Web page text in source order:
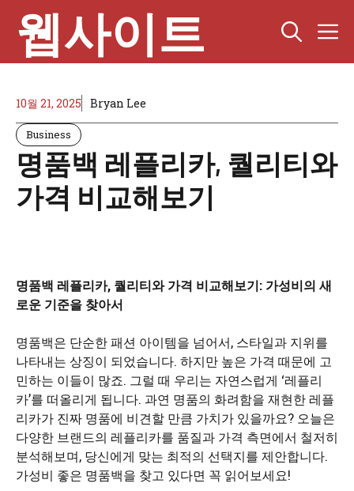
content
웹사이트
10월 21, 2025 Bryan Lee
Business
명품백 레플리카, 퀄리티와
가격 비교해보기
명품백 레플리카, 퀄리티와 가격 비교해보기: 가성비의 새
로운 기준을 찾아서
명품백은 단순한 패션 아이템을 넘어서, 스타일과 지위를
나타내는 상징이 되었습니다. 하지만 높은 가격 때문에 고
민하는 이들이 많죠. 그럴 때 우리는 자연스럽게 ‘레플리
카’를 떠올리게 됩니다. 과연 명품의 화려함을 재현한 레플
리카가 진짜 명품에 비견할 만큼 가치가 있을까요? 오늘은
다양한 브랜드의 레플리카를 품질과 가격 측면에서 철저히
분석해보며, 당신에게 맞는 최적의 선택지를 제안합니다.
가성비 좋은 명품백을 찾고 있다면 꼭 읽어보세요!